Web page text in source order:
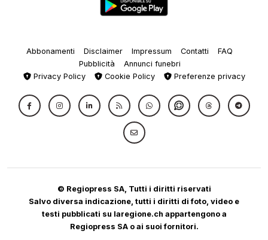
Abbonamenti Disclaimer Impressum Contatti
FAQ
Pubblicità
Annunci funebri
Privacy Policy
Cookie Policy Preferenze privacy
© Regiopress SA, Tutti i diritti riservati
Salvo diversa indicazione, tutti i diritti di foto, video e
testi pubblicati su laregione.ch appartengono a
Regiopress SA o ai suoi fornitori.